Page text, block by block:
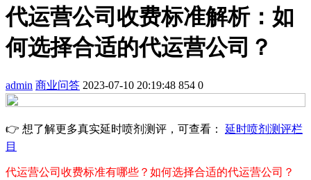
代运营公司收费标准解析：如
何选择合适的代运营公司？
admin 商业问答 2023-07-10 20:19:48 854 0
👉 想了解更多真实延时喷剂测评，可查看： 延时喷剂测评栏
目
代运营公司收费标准有哪些？ 如何选择合适的代运营公司？